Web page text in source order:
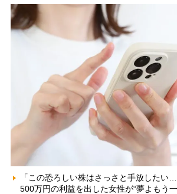
「この恐ろしい株はさっさと手放したい
500万円の利益を出した女性が“夢よもう